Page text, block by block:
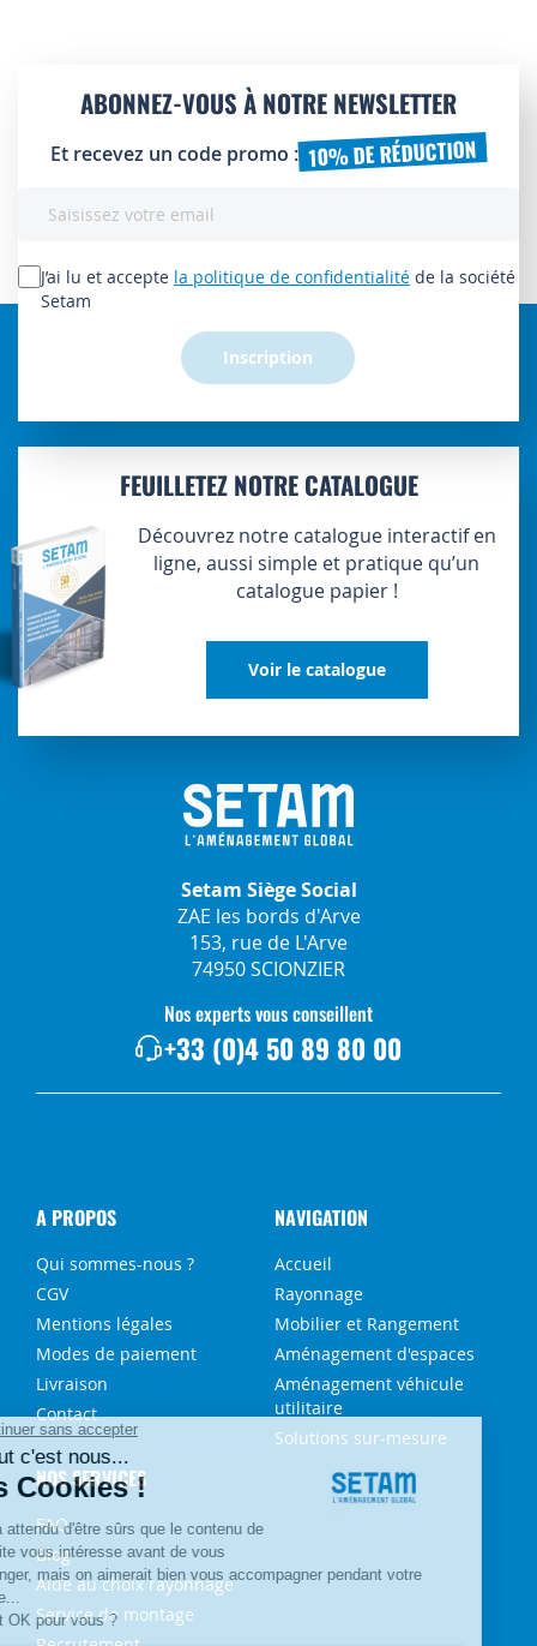
ABONNEZ-VOUS À NOTRE NEWSLETTER
Et recevez un code promo : 10% DE RÉDUCTION
lettre
d’information
J’ai lu et accepte la politique de confidentialité de la société
Setam
Inscription
FEUILLETEZ NOTRE CATALOGUE
Découvrez notre catalogue interactif en
ligne, aussi simple et pratique qu’un
catalogue papier !
Voir le catalogue
Setam Siège Social
ZAE les bords d'Arve
153, rue de L'Arve
74950 SCIONZIER
Nos experts vous conseillent
+33 (0)4 50 89 80 00
A PROPOS
Qui sommes-nous ?
CGV
Mentions légales
Modes de paiement
Livraison
Contact
NAVIGATION
Accueil
Rayonnage
Mobilier et Rangement
Aménagement d'espaces
Aménagement véhicule
utilitaire
Solutions sur-mesure
NOS SERVICES
FAQ
Blog
Aide au choix rayonnage
Service de montage